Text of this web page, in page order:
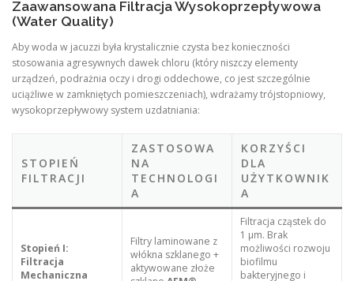
Zaawansowana Filtracja Wysokoprzepływowa
(Water Quality)
Aby woda w jacuzzi była krystalicznie czysta bez konieczności
stosowania agresywnych dawek chloru (który niszczy elementy
urządzeń, podrażnia oczy i drogi oddechowe, co jest szczególnie
uciążliwe w zamkniętych pomieszczeniach), wdrażamy trójstopniowy,
wysokoprzepływowy system uzdatniania:
STOPIEŃ
FILTRACJI
ZASTOSOWA
NA
TECHNOLOGI
A
KORZYŚCI
DLA
UŻYTKOWNIK
A
Stopień I:
Filtracja
Mechaniczna
Filtry laminowane z
włókna szklanego +
aktywowane złoże
Filtracja cząstek do
1 μm. Brak
możliwości rozwoju
biofilmu
bakteryjnego i